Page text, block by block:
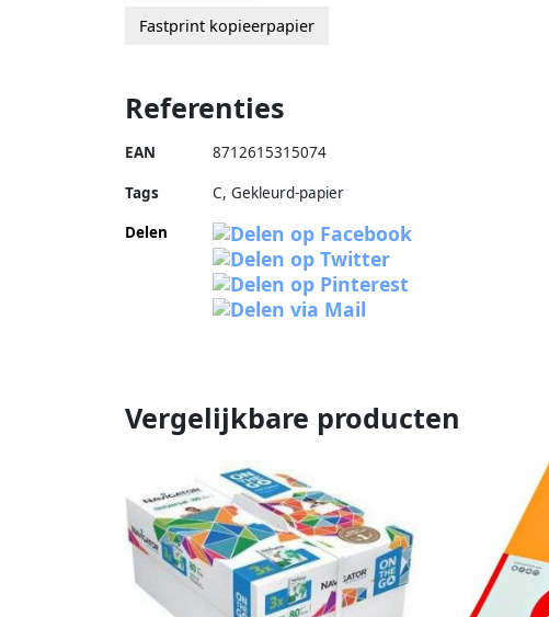
Fastprint kopieerpapier
Referenties
EAN 8712615315074
Tags
C, Gekleurd-papier
Delen
Vergelijkbare producten